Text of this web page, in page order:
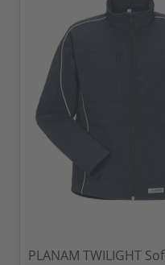
PLANAM TWILIGHT